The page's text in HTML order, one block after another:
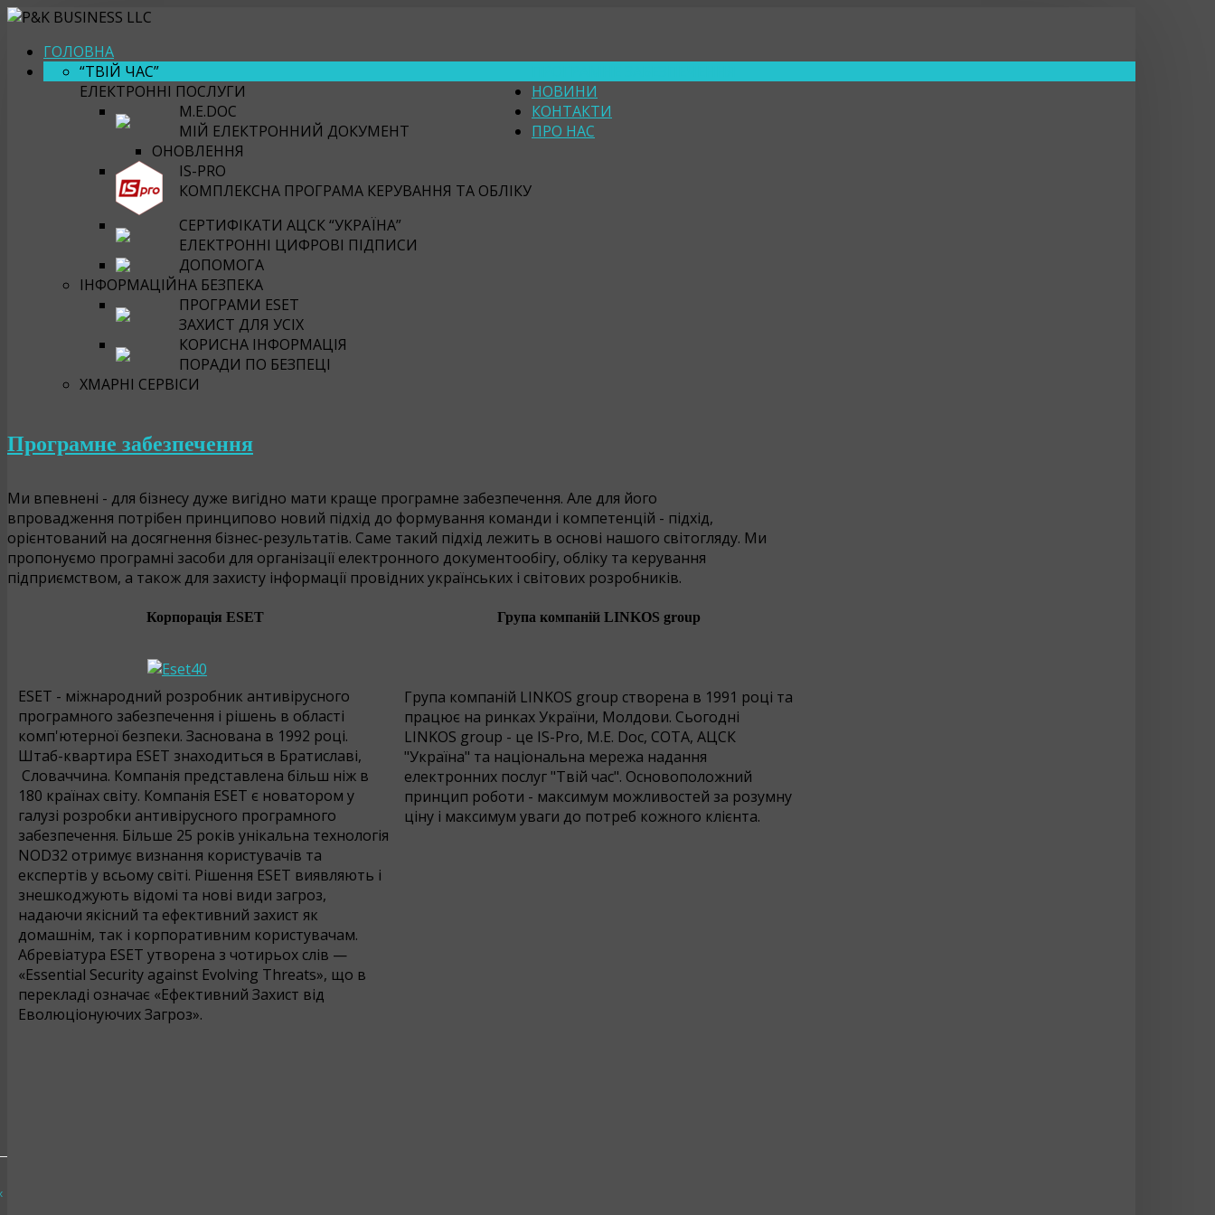
ГОЛОВНА
“ТВІЙ ЧАС”
ЕЛЕКТРОННІ ПОСЛУГИ
M.E.DOC
МІЙ ЕЛЕКТРОННИЙ ДОКУМЕНТ
ОНОВЛЕННЯ
IS-PRO
КОМПЛЕКСНА ПРОГРАМА КЕРУВАННЯ ТА ОБЛІКУ
СЕРТИФІКАТИ АЦСК “УКРАЇНА”
ЕЛЕКТРОННІ ЦИФРОВІ ПІДПИСИ
ДОПОМОГА
ІНФОРМАЦІЙНА БЕЗПЕКА
ПРОГРАМИ ESET
ЗАХИСТ ДЛЯ УСІХ
КОРИСНА ІНФОРМАЦІЯ
ПОРАДИ ПО БЕЗПЕЦІ
ХМАРНІ СЕРВІСИ
НОВИНИ
КОНТАКТИ
ПРО НАС
Програмне забезпечення
Ми впевнені - для бізнесу дуже вигідно мати краще програмне забезпечення. Але для його
впровадження потрібен принципово новий підхід до формування команди і компетенцій - підхід,
орієнтований на досягнення бізнес-результатів. Саме такий підхід лежить в основі нашого світогляду. Ми
пропонуємо програмні засоби для організації електронного документообігу, обліку та керування
підприємством, а також для захисту інформації провідних українських і світових розробників.
Корпорація ESET Група компаній LINKOS group
ESET - міжнародний розробник антивірусного
програмного забезпечення і рішень в області
комп'ютерної безпеки. Заснована в 1992 році.
Штаб-квартира ESET знаходиться в Братиславі,
Словаччина. Компанія представлена ​​більш ніж в
180 країнах світу. Компанія ESET є новатором у
галузі розробки антивірусного програмного
забезпечення. Більше 25 років унікальна технологія
NOD32 отримує визнання користувачів та
експертів у всьому світі. Рішення ESET виявляють і
знешкоджують відомі та нові види загроз,
надаючи якісний та ефективний захист як
домашнім, так і корпоративним користувачам.
Абревіатура ESET утворена з чотирьох слів —
«Essential Security against Evolving Threats», що в
перекладі означає «Ефективний Захист від
Еволюціонуючих Загроз».
Група компаній LINKOS group cтворена в 1991 році та
працює на ринках України, Молдови. Сьогодні
LINKOS group - це ІS-Pro, M.E. Doc, СОТА, АЦСК
"Україна" та національна мережа надання
електронних послуг "Твій час". Основоположний
принцип роботи - максимум можливостей за розумну
ціну і максимум уваги до потреб кожного клієнта.